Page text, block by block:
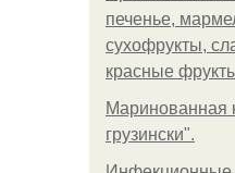
печенье,
сухофрукты,
красные
Маринованная
грузински".